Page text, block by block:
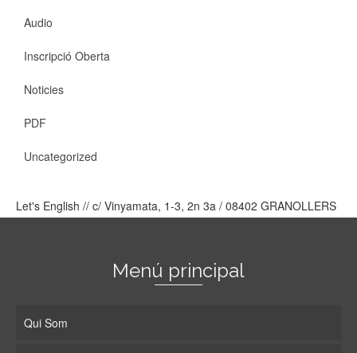
Audio
Inscripció Oberta
Noticies
PDF
Uncategorized
Let's English // c/ Vinyamata, 1-3, 2n 3a / 08402 GRANOLLERS
Menú principal
Qui Som